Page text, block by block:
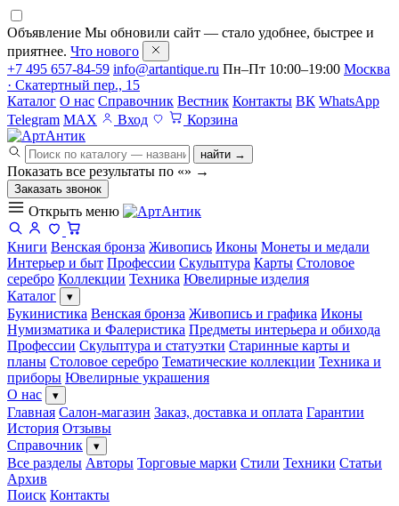
Объявление Мы обновили сайт — стало удобнее, быстрее и
приятнее. Что нового
+7 495 657-84-59 info@artantique.ru Пн–Пт 10:00–19:00 Москва
· Скатертный пер., 15
Каталог О нас Справочник Вестник Контакты ВК WhatsApp
Telegram MAX Вход Корзина
найти →
Показать все результаты по «» →
Заказать звонок
Открыть меню
Книги Венская бронза Живопись Иконы Монеты и медали
Интерьер и быт Профессии Скульптура Карты Столовое
серебро Коллекции Техника Ювелирные изделия
Каталог
▾
Букинистика Венская бронза Живопись и графика Иконы
Нумизматика и Фалеристика Предметы интерьера и обихода
Профессии Скульптура и статуэтки Старинные карты и
планы Столовое серебро Тематические коллекции Техника и
приборы Ювелирные украшения
О нас
▾
Главная Салон-магазин Заказ, доставка и оплата Гарантии
История Отзывы
Справочник
▾
Все разделы Авторы Торговые марки Стили Техники Статьи
Архив
Поиск Контакты